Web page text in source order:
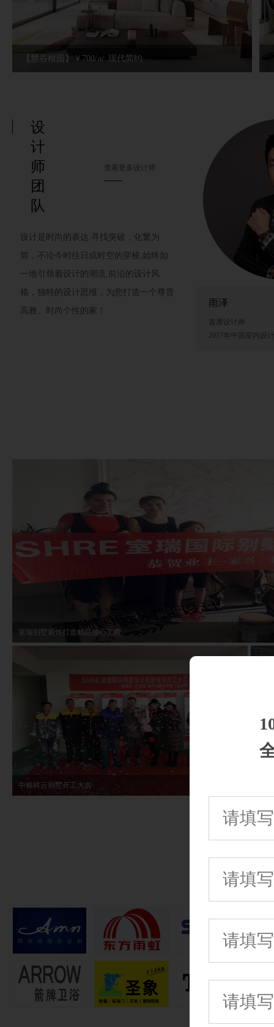
【慧谷根园】￥700/㎡ 现代简约
设
计
师
团
队
查看更多设计师
设计是时尚的表达.寻找突破，化繁为
简，不论今时往日或时空的穿梭,始终如
一地引领着设计的潮流,前沿的设计风
格，独特的设计思维，为您打造一个尊贵
高雅、时尚个性的家！
雨泽
首席设计师
2017年中国室内设
室瑞别墅装饰打造精品放心工程
中粮祥云别墅开工大吉